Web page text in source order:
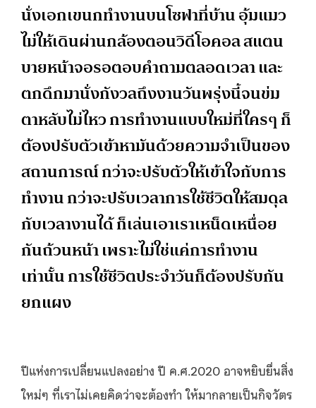
นั่งเอกเขนกทำงานบนโซฟาที่บ้าน อุ้มแมว
ไม่ให้เดินผ่านกล้องตอนวิดีโอคอล สแตน
บายหน้าจอรอตอบคำถามตลอดเวลา และ
ตกดึกมานั่งกังวลถึงงานวันพรุ่งนี้จนข่ม
ตาหลับไม่ไหว การทำงานแบบใหม่ที่ใครๆ ก็
ต้องปรับตัวเข้าหามันด้วยความจำเป็นของ
สถานการณ์ กว่าจะปรับตัวให้เข้าใจกับการ
ทำงาน กว่าจะปรับเวลาการใช้ชีวิตให้สมดุล
กับเวลางานได้ ก็เล่นเอาเราเหน็ดเหนื่อย
กันถ้วนหน้า เพราะไม่ใช่แค่การทำงาน
เท่านั้น การใช้ชีวิตประจำวันก็ต้องปรับกัน
ยกแผง
ปีแห่งการเปลี่ยนแปลงอย่าง ปี ค.ศ.2020 อาจหยิบยื่นสิ่ง
ใหม่ๆ ที่เราไม่เคยคิดว่าจะต้องทำ ให้มากลายเป็นกิจวัตร